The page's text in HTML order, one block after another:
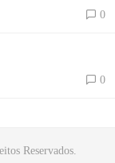
0
0
Reservados.